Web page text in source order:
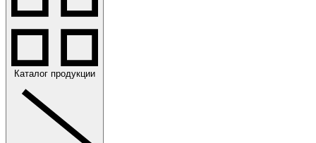
Каталог продукции